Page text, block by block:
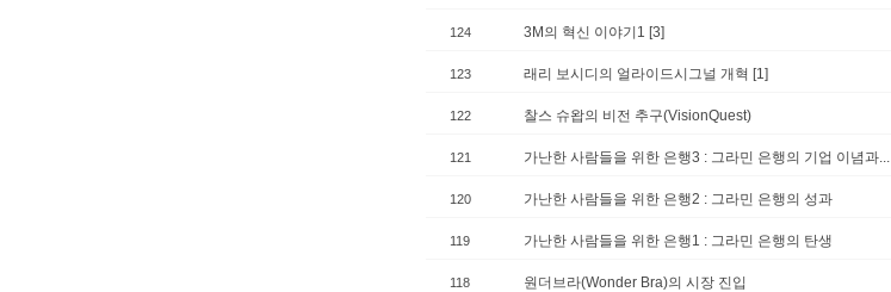
124 3M의 혁신 이야기1 [3]
123 래리 보시디의 얼라이드시그널 개혁 [1]
122 찰스 슈왑의 비전 추구(VisionQuest)
121 가난한 사람들을 위한 은행3 : 그라민 은행의 기업 이념과...
120 가난한 사람들을 위한 은행2 : 그라민 은행의 성과
119 가난한 사람들을 위한 은행1 : 그라민 은행의 탄생
118 원더브라(Wonder Bra)의 시장 진입